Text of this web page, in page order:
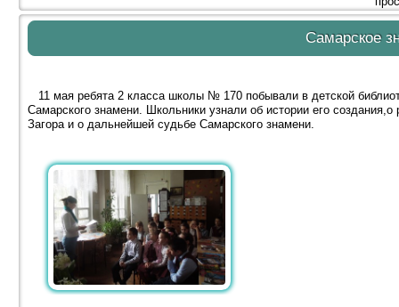
Самарское
11 мая ребята 2 класса школы № 170 побывали в детской
Самарского знамени. Школьники узнали об истории его
Загора и о дальнейшей судьбе Самарского знамени.